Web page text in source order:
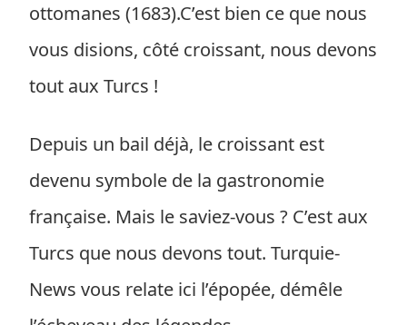
ottomanes (1683).C’est bien ce que nous
vous disions, côté croissant, nous devons
tout aux Turcs !
Depuis un bail déjà, le croissant est
devenu symbole de la gastronomie
française. Mais le saviez-vous ? C’est aux
Turcs que nous devons tout. Turquie-
News vous relate ici l’épopée, démêle